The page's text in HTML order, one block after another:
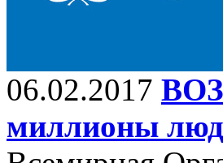
06.02.2017
миллионы